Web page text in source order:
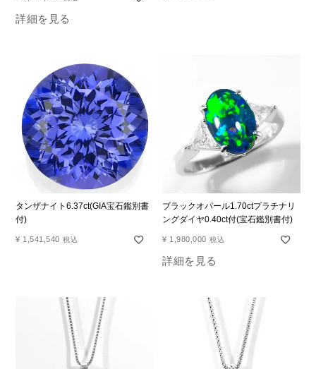
詳細を見る
タンザナイト6.37ct(GIA宝石鑑別書
付)
¥ 1,541,540 税込
ブラックオパール1.70ctプラチナリ
ングダイヤ0.40ct付(宝石鑑別書付)
¥ 1,980,000 税込
詳細を見る